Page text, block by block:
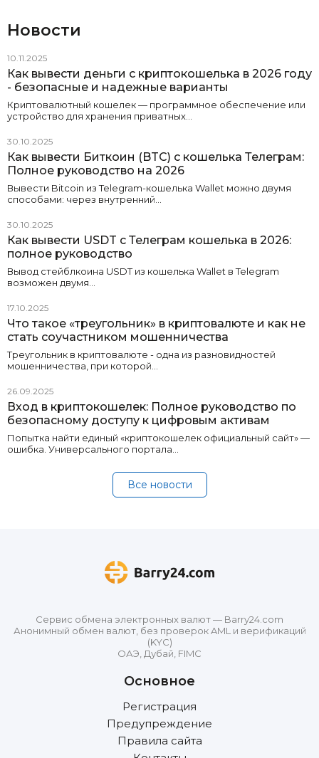
Новости
10.11.2025
Как вывести деньги с криптокошелька в 2026 году
- безопасные и надежные варианты
Криптовалютный кошелек — программное обеспечение или
устройство для хранения приватных…
30.10.2025
Как вывести Биткоин (BTC) с кошелька Телеграм:
Полное руководство на 2026
Вывести Bitcoin из Telegram-кошелька Wallet можно двумя
способами: через внутренний…
30.10.2025
Как вывести USDT с Телеграм кошелька в 2026:
полное руководство
Вывод стейблкоина USDT из кошелька Wallet в Telegram
возможен двумя…
17.10.2025
Что такое «треугольник» в криптовалюте и как не
стать соучастником мошенничества
Треугольник в криптовалюте - одна из разновидностей
мошенничества, при которой…
26.09.2025
Вход в криптокошелек: Полное руководство по
безопасному доступу к цифровым активам
Попытка найти единый «криптокошелек официальный сайт» —
ошибка. Универсального портала…
Все новости
Сервис обмена электронных валют — Barry24.com
Анонимный обмен валют, без проверок AML и верификаций
(KYC)
ОАЭ, Дубай, FIMC
Основное
Регистрация
Предупреждение
Правила сайта